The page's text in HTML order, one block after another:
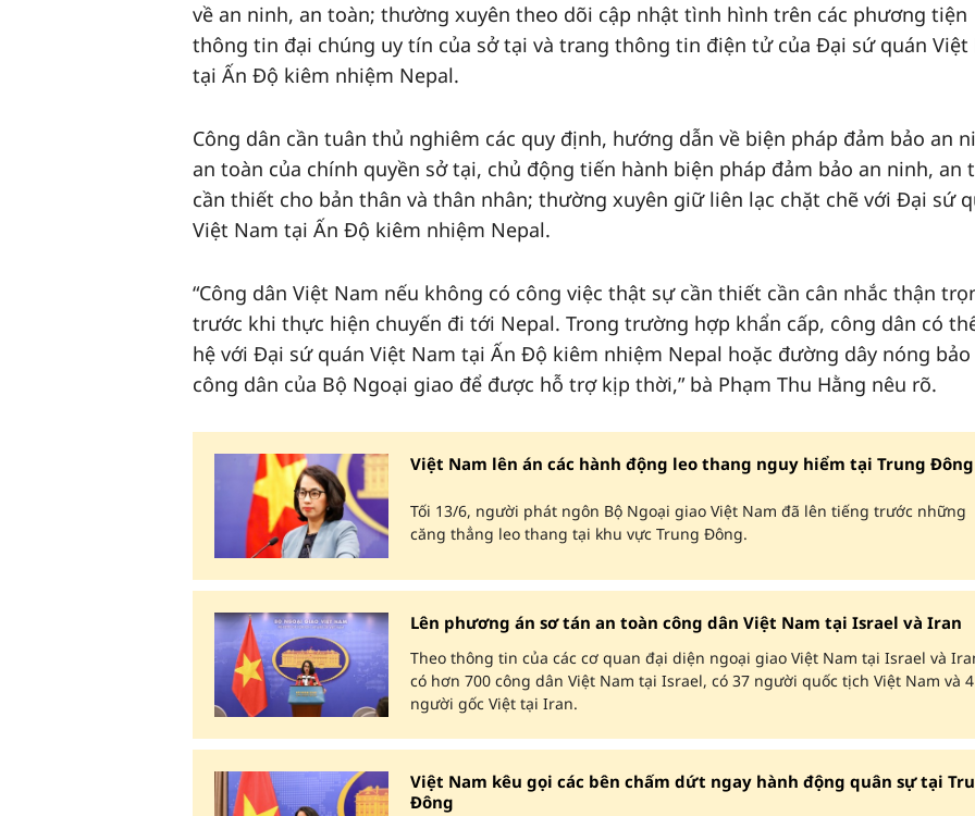
về an ninh, an toàn; thường xuyên theo dõi cập nhật tình hình trên các phương tiện
thông tin đại chúng uy tín của sở tại và trang thông tin điện tử của Đại sứ quán Việt
tại Ấn Độ kiêm nhiệm Nepal.
Công dân cần tuân thủ nghiêm các quy định, hướng dẫn về biện pháp đảm bảo an
an toàn của chính quyền sở tại, chủ động tiến hành biện pháp đảm bảo an ninh, an
cần thiết cho bản thân và thân nhân; thường xuyên giữ liên lạc chặt chẽ với Đại sứ
Việt Nam tại Ấn Độ kiêm nhiệm Nepal.
“Công dân Việt Nam nếu không có công việc thật sự cần thiết cần cân nhắc thận
trước khi thực hiện chuyến đi tới Nepal. Trong trường hợp khẩn cấp, công dân có
hệ với Đại sứ quán Việt Nam tại Ấn Độ kiêm nhiệm Nepal hoặc đường dây nóng bảo
công dân của Bộ Ngoại giao để được hỗ trợ kịp thời,” bà Phạm Thu Hằng nêu rõ.
Việt Nam lên án các hành động leo thang nguy hiểm tại Trung Đông
Tối 13/6, người phát ngôn Bộ Ngoại giao Việt Nam đã lên tiếng trước những
căng thẳng leo thang tại khu vực Trung Đông.
Lên phương án sơ tán an toàn công dân Việt Nam tại Israel và Iran
Theo thông tin của các cơ quan đại diện ngoại giao Việt Nam tại Israel và
có hơn 700 công dân Việt Nam tại Israel, có 37 người quốc tịch Việt Nam và 4
người gốc Việt tại Iran.
Việt Nam kêu gọi các bên chấm dứt ngay hành động quân sự tại
Đông